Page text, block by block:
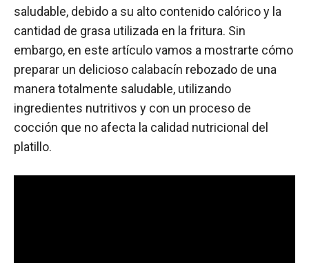
saludable, debido a su alto contenido calórico y la
cantidad de grasa utilizada en la fritura. Sin
embargo, en este artículo vamos a mostrarte cómo
preparar un delicioso calabacín rebozado de una
manera totalmente saludable, utilizando
ingredientes nutritivos y con un proceso de
cocción que no afecta la calidad nutricional del
platillo.